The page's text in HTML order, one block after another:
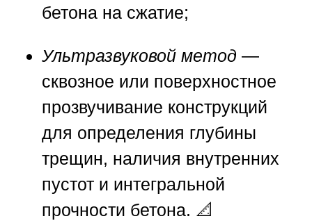
бетона на сжатие;
Ультразвуковой метод —
сквозное или поверхностное
прозвучивание конструкций
для определения глубины
трещин, наличия внутренних
пустот и интегральной
прочности бетона. 📐